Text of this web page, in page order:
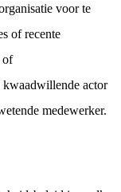
voor te
of recente
of
actor
medewerker.